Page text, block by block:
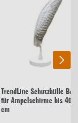
TrendLine Schutzhülle
für Ampelschirme bis 400
cm